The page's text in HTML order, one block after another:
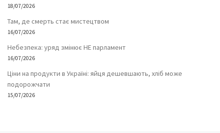
18/07/2026
Там, де смерть стає мистецтвом
16/07/2026
Небезпека: уряд змінює НЕ парламент
16/07/2026
Ціни на продукти в Україні: яйця дешевшають, хліб може
подорожчати
15/07/2026